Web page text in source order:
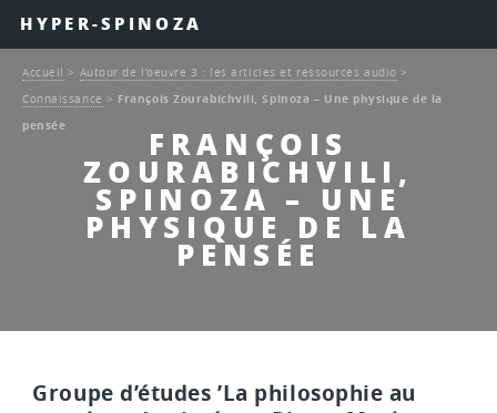
HYPER-SPINOZA
FRANÇOIS
ZOURABICHVILI,
SPINOZA – UNE
PHYSIQUE DE LA
PENSÉE
Accueil > Autour de l’oeuvre 3 : les articles et ressources audio >
Connaissance > François Zourabichvili, Spinoza – Une physique de la
pensée
Groupe d’études ’La philosophie au